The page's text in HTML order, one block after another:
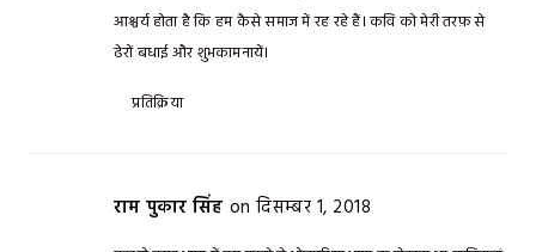
आश्चर्य होता है कि हम कैसे समाज में रह रहे हैं। कवि को मेरी तरफ़ से
ढेरों बधाई और शुभकामनायें।
प्रतिक्रिया
राम पुकार सिंह on दिसम्बर 1, 2018